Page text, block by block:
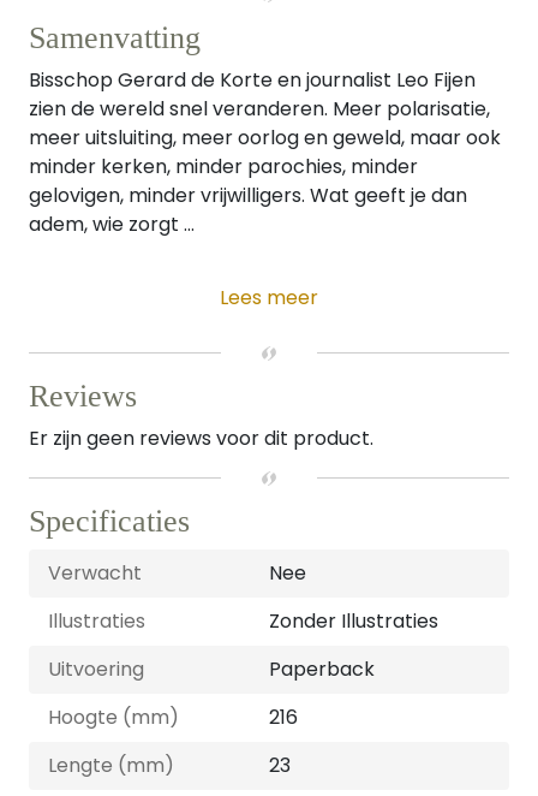
Samenvatting
Bisschop Gerard de Korte en journalist Leo Fijen
zien de wereld snel veranderen. Meer polarisatie,
meer uitsluiting, meer oorlog en geweld, maar ook
minder kerken, minder parochies, minder
gelovigen, minder vrijwilligers. Wat geeft je dan
adem, wie zorgt ...
Lees meer
Reviews
Er zijn geen reviews voor dit product.
Specificaties
Verwacht
Nee
Illustraties
Zonder Illustraties
Uitvoering
Paperback
Hoogte (mm)
216
Lengte (mm)
23